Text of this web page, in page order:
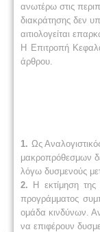
ανωτέρω στις
διακράτησης δεν
αιτιολογείται
Η Επιτροπή
άρθρου.
1. Ως
μακροπρόθεσμων
λόγω δυσμενούς
2. Η εκτίμηση της
προγράμματος
ομάδα κινδύνων.
να επιφέρουν